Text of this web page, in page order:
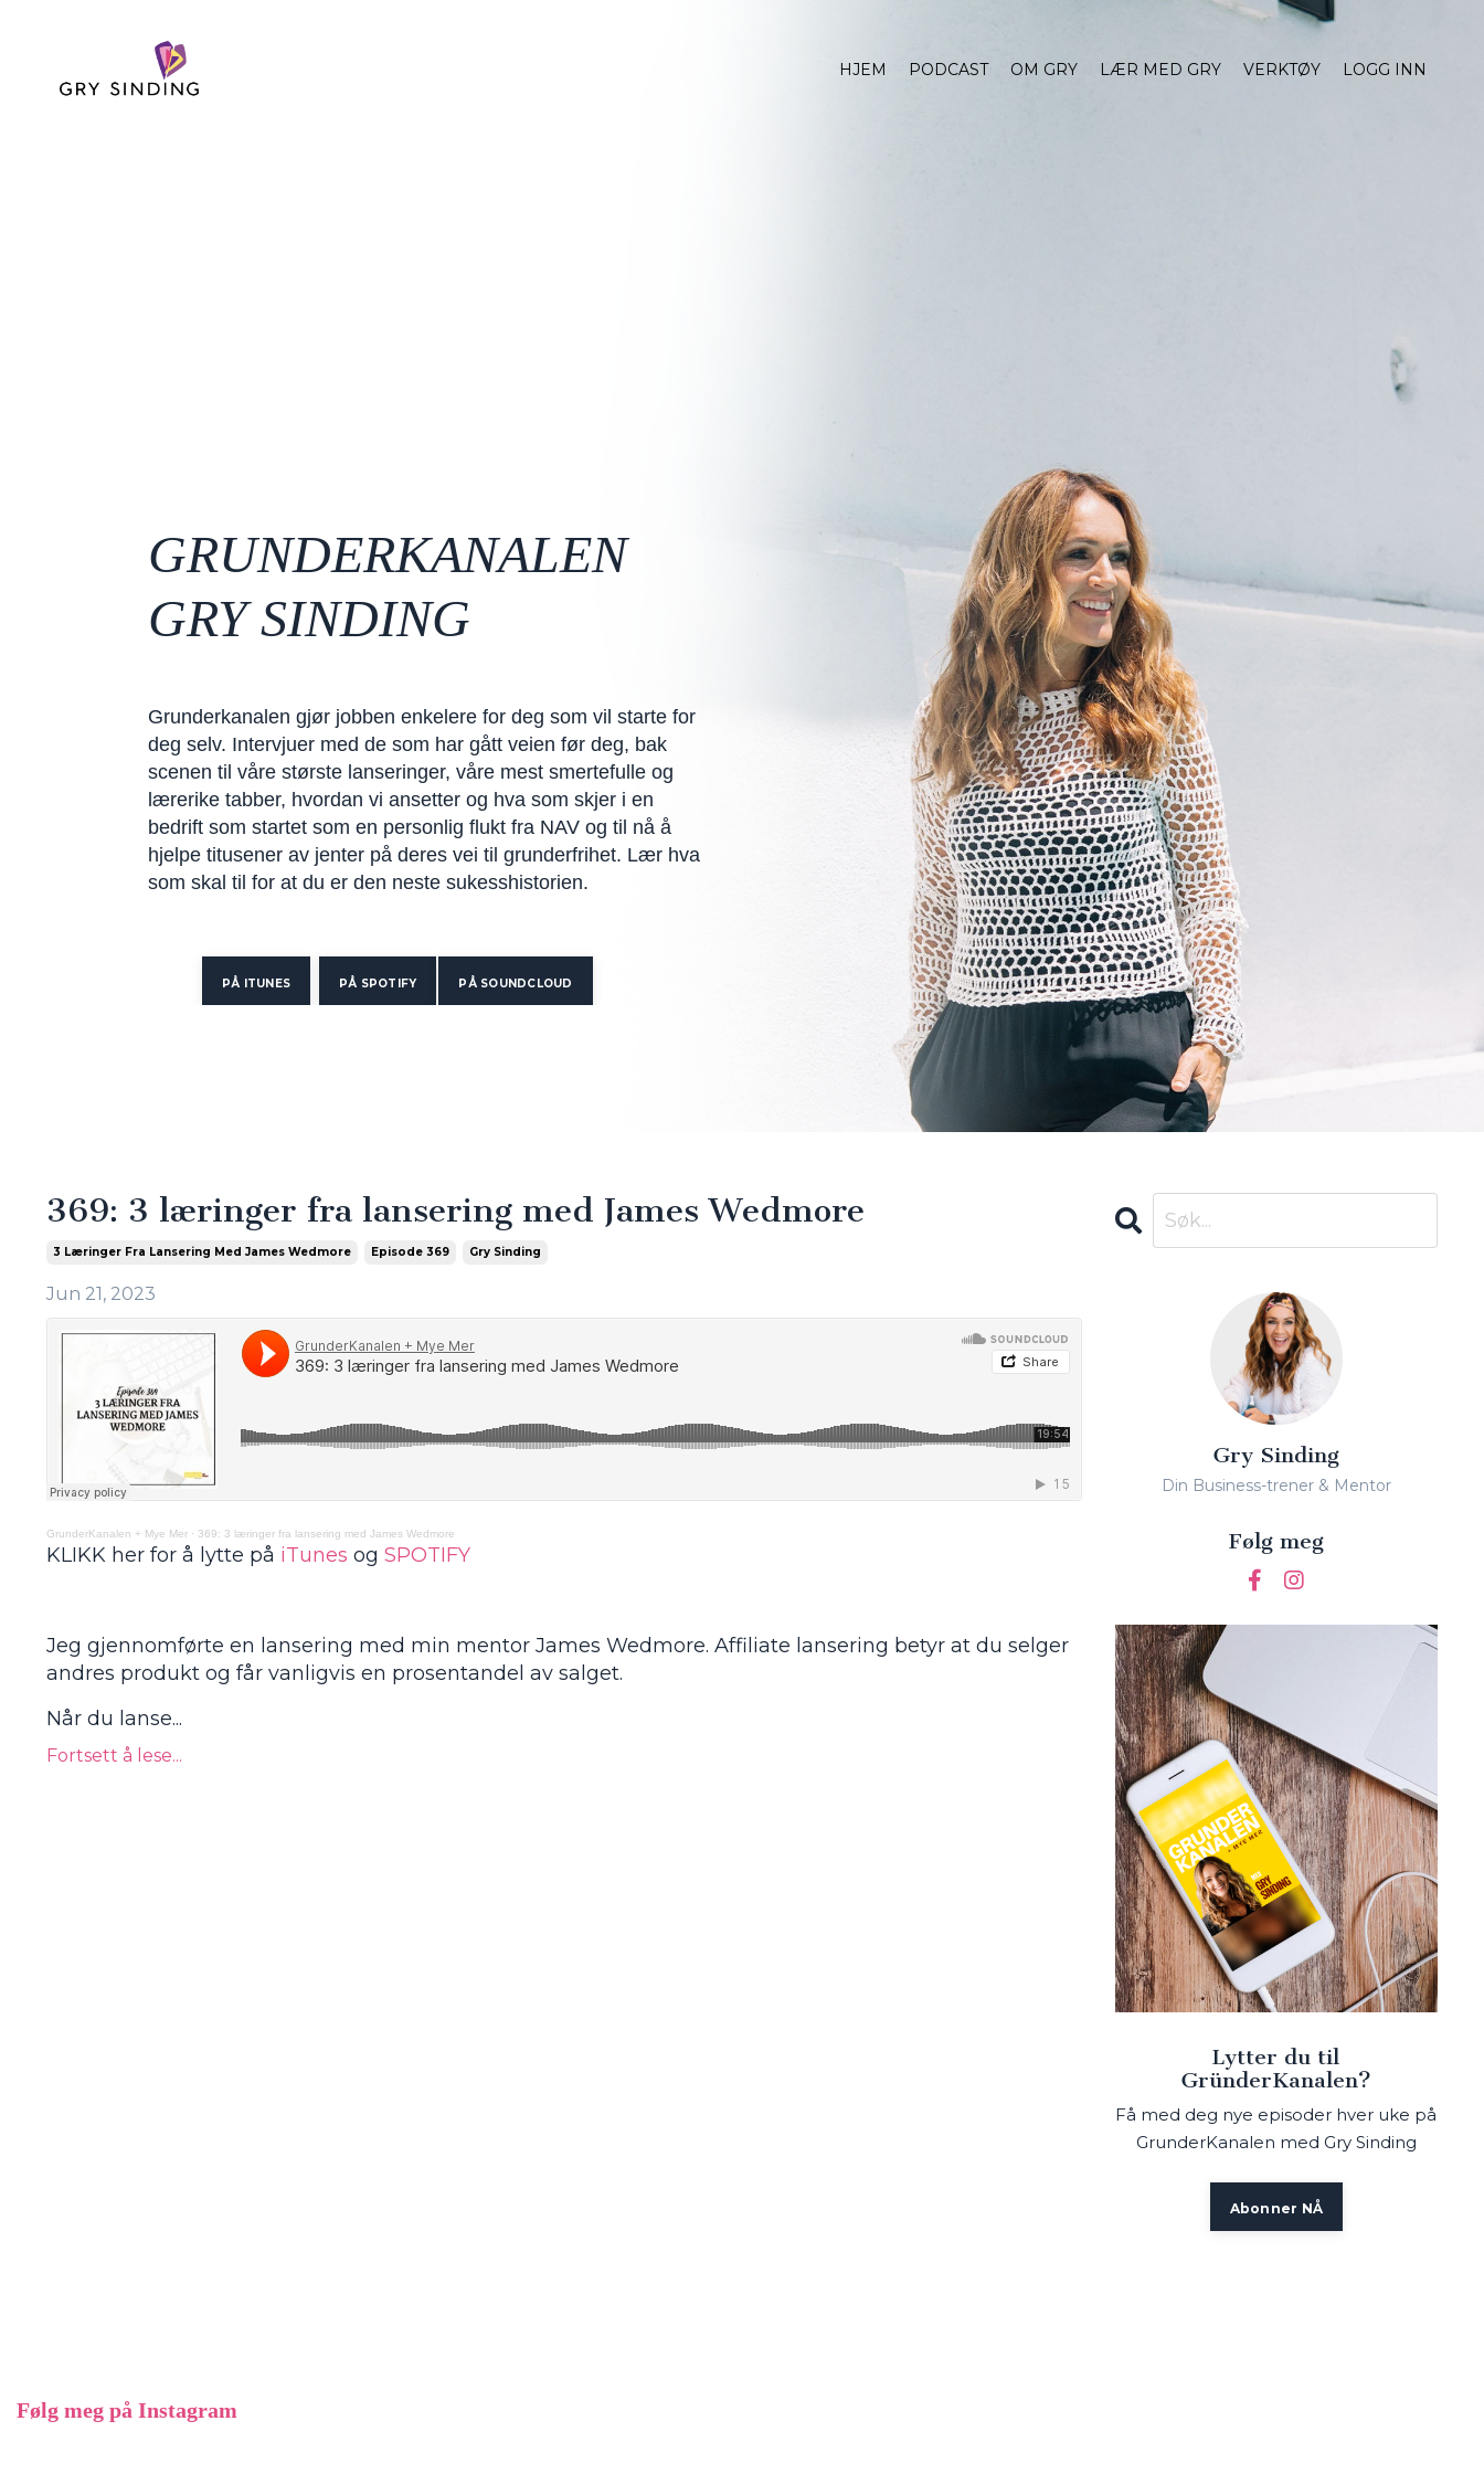
HJEM PODCAST OM GRY LÆR MED GRY VERKTØY LOGG INN
GRUNDERKANALEN
GRY SINDING
Grunderkanalen gjør jobben enkelere for deg som vil starte for
deg selv. Intervjuer med de som har gått veien før deg, bak
scenen til våre største lanseringer, våre mest smertefulle og
lærerike tabber, hvordan vi ansetter og hva som skjer i en
bedrift som startet som en personlig flukt fra NAV og til nå å
hjelpe titusener av jenter på deres vei til grunderfrihet. Lær hva
som skal til for at du er den neste sukesshistorien.
PÅ ITUNES PÅ SPOTIFY PÅ SOUNDCLOUD
369: 3 læringer fra lansering med James Wedmore
3 Læringer Fra Lansering Med James Wedmore Episode 369 Gry Sinding
Jun 21, 2023
GrunderKanalen + Mye Mer · 369: 3 læringer fra lansering med James Wedmore
KLIKK her for å lytte på iTunes og SPOTIFY
Jeg gjennomførte en lansering med min mentor James Wedmore. Affiliate lansering betyr at du selger
andres produkt og får vanligvis en prosentandel av salget.
Når du lanse...
Fortsett å lese...
Gry Sinding
Din Business-trener & Mentor
Følg meg
Lytter du til
GründerKanalen?
Få med deg nye episoder hver uke på
GrunderKanalen med Gry Sinding
Abonner NÅ
Følg meg på Instagram